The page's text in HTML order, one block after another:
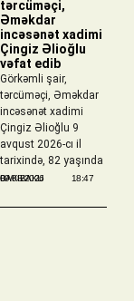
tərcüməçi,
Əməkdar
incəsənət xadimi
Çingiz Əlioğlu
vəfat edib
Görkəmli şair,
tərcüməçi, Əməkdar
incəsənət xadimi
Çingiz Əlioğlu 9
avqust 2026-cı il
tarixində, 82 yaşında
BAKIBAKU
09/08/2026 18:47